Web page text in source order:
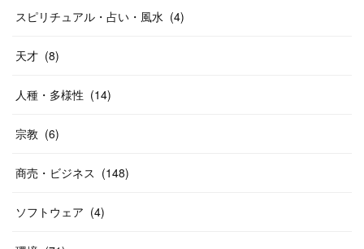
スピリチュアル・占い・風水 (4)
天才 (8)
人種・多様性 (14)
宗教 (6)
商売・ビジネス (148)
ソフトウェア (4)